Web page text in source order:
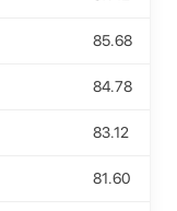
85.68
84.78
83.12
81.60